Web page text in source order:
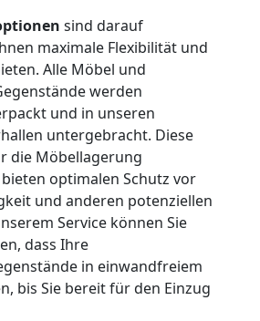
sind darauf
maximale Flexibilität und
Alle Möbel und
werden
und in unseren
untergebracht. Diese
die Möbellagerung
optimalen Schutz vor
und anderen potenziellen
Service können Sie
dass Ihre
in einwandfreiem
bis Sie bereit für den Einzug